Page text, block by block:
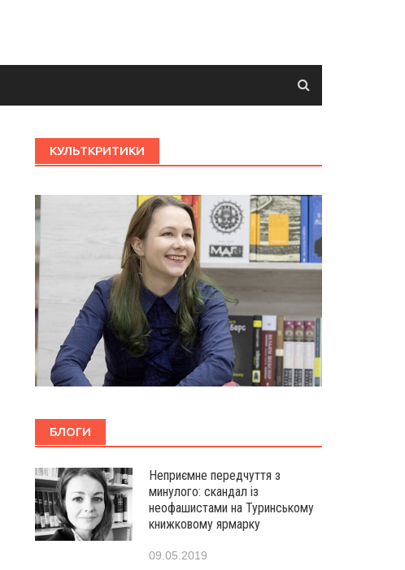
КУЛЬТКРИТИКИ
БЛОГИ
Неприємне передчуття з
минулого: скандал із
неофашистами на Туринському
книжковому ярмарку
09.05.2019